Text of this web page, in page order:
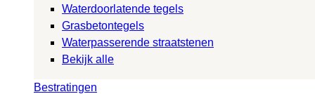
Waterdoorlatende tegels
Grasbetontegels
Waterpasserende straatstenen
Bekijk alle
Bestratingen